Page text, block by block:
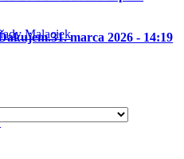
Malaciek31. marca 2026 - 14:19